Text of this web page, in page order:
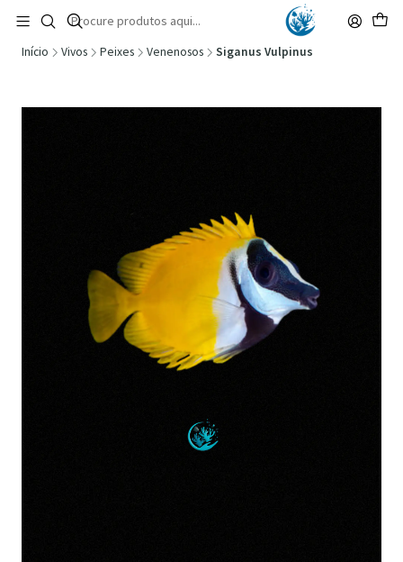
🚚 Portugal Continental: Portes Grátis desde 149,90€ (Envio extresso: 14,90€)
Ler mais
Início Vivos Peixes Venenosos Siganus Vulpinus